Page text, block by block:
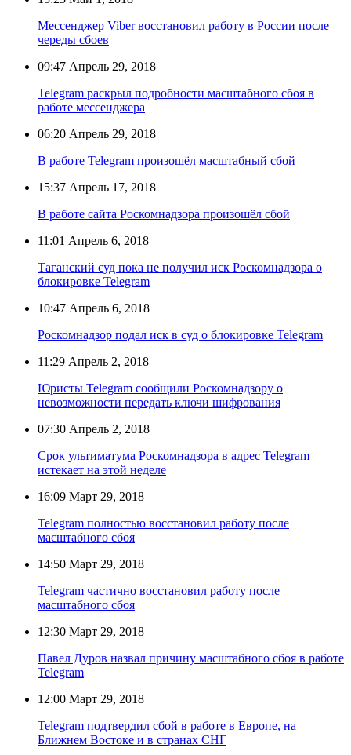
Мессенджер Viber восстановил работу в России после
череды сбоев
09:47 Апрель 29, 2018
Telegram раскрыл подробности масштабного сбоя в
работе мессенджера
06:20 Апрель 29, 2018
В работе Telegram произошёл масштабный сбой
15:37 Апрель 17, 2018
В работе сайта Роскомнадзора произошёл сбой
11:01 Апрель 6, 2018
Таганский суд пока не получил иск Роскомнадзора о
блокировке Telegram
10:47 Апрель 6, 2018
Роскомнадзор подал иск в суд о блокировке Telegram
11:29 Апрель 2, 2018
Юристы Telegram сообщили Роскомнадзору о
невозможности передать ключи шифрования
07:30 Апрель 2, 2018
Срок ультиматума Роскомнадзора в адрес Telegram
истекает на этой неделе
16:09 Март 29, 2018
Telegram полностью восстановил работу после
масштабного сбоя
14:50 Март 29, 2018
Telegram частично восстановил работу после
масштабного сбоя
12:30 Март 29, 2018
Павел Дуров назвал причину масштабного сбоя в работе
Telegram
12:00 Март 29, 2018
Telegram подтвердил сбой в работе в Европе, на
Ближнем Востоке и в странах СНГ